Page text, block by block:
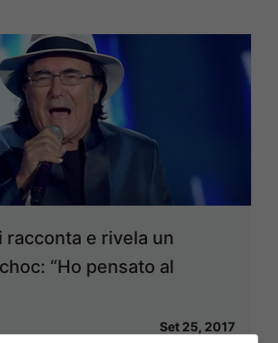
racconta e rivela un
“Ho pensato al
Set 25, 2017